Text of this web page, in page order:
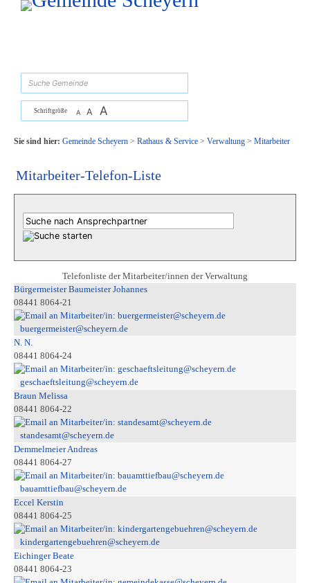
Zum Inhalt, zur Navigationoder zur Startseite springen.
Schriftgröße A A A
Sie sind hier: Gemeinde Scheyern> Rathaus & Service> Verwaltung> Mitarbeiter
Mitarbeiter-Telefon-Liste
Telefonliste der Mitarbeiter/innen der Verwaltung
Bürgermeister Baumeister Johannes
08441 8064-21
buergermeister@scheyern.de
N. N.
08441 8064-24
geschaeftsleitung@scheyern.de
Braun Melissa
08441 8064-22
standesamt@scheyern.de
Demmelmeier Andreas
08441 8064-27
bauamttiefbau@scheyern.de
Eccel Kerstin
08441 8064-25
kindergartengebuehren@scheyern.de
Eichinger Beate
08441 8064-23